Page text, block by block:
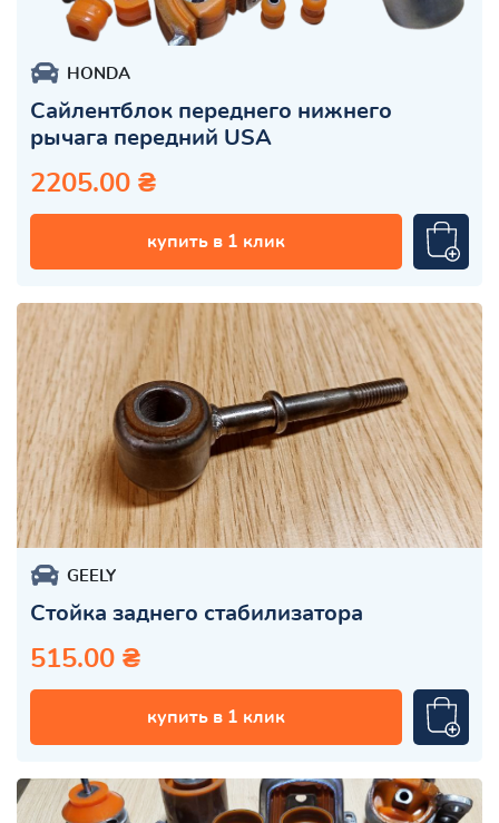
HONDA
Сайлентблок переднего нижнего
рычага передний USA
2205.00 ₴
купить в 1 клик
GEELY
Стойка заднего стабилизатора
515.00 ₴
купить в 1 клик